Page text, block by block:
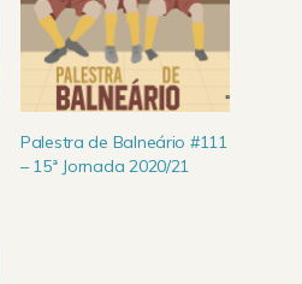
Palestra de Balneário #111
– 15ª Jornada 2020/21